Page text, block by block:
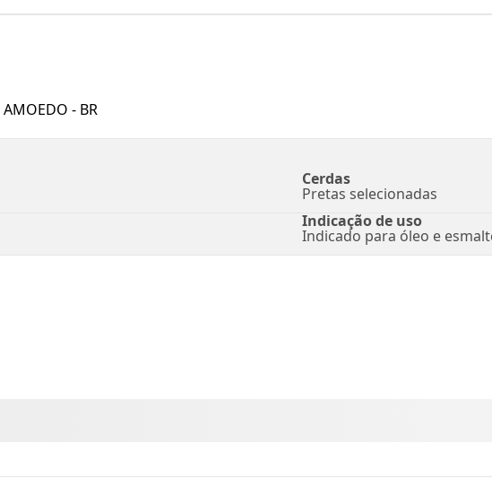
AMOEDO - BR
Cerdas
Pretas selecionadas
Indicação de uso
Indicado para óleo e